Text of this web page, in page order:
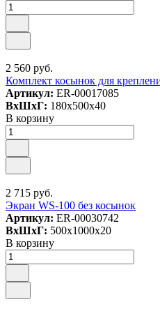
2 560 руб.
Комплект косынок для
Артикул: ER-00017085
ВxШxГ: 180x500x40
В корзину
2 715 руб.
Экран WS-100 без косынок
Артикул: ER-00030742
ВxШxГ: 500x1000x20
В корзину